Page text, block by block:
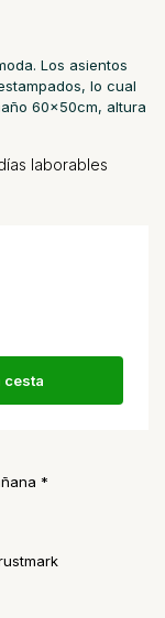
Los asientos
lo cual
60x50cm, altura
laborables
cesta
*